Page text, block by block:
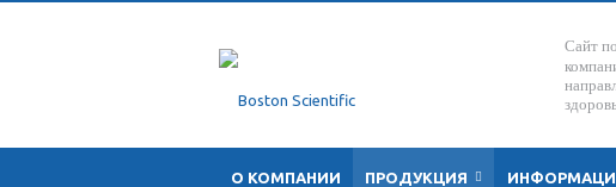
Сайт
О КОМПАНИИ ПРОДУКЦИЯ